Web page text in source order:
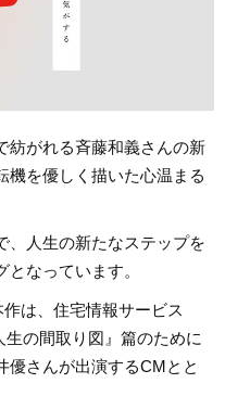
紡がれる斉藤和義さんの新
機を優しく描いた心温まる
、人生の新たなステップを
なっています。
は、住宅情報サービス
生の間取り図』篇のために
優さんが出演するCMとと